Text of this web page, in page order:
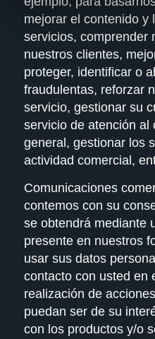
mejorar el contenido y
servicios, comprender
nuestros clientes,
proteger, identificar o
fraudulentas, reforzar
servicio, gestionar su
servicio de atención al
general, gestionar los
actividad comercial,
Comunicaciones
contemos con su
se obtendrá mediante
presente en nuestros
usar sus datos
contacto con usted en
realización de
puedan ser de su
con los productos y/o